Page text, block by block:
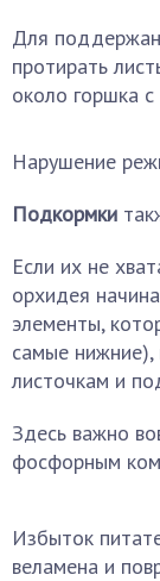
Для
протирать
около горшка
Нарушение
Подкормки
Если их не
орхидея
элементы,
самые
листочкам и
Здесь важно
фосфорным
Избыток
веламена и